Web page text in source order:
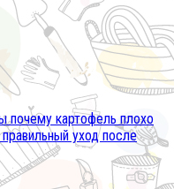
почему картофель плохо
уход после